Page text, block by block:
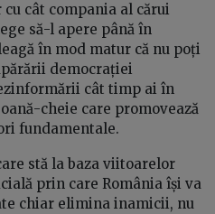
cât compania al cărui
să-l apere până în
în mod matur că nu poți
democrației
cât timp ai în
cheie care promovează
fundamentale.
stă la baza viitoarelor
prin care România își va
chiar elimina inamicii, nu